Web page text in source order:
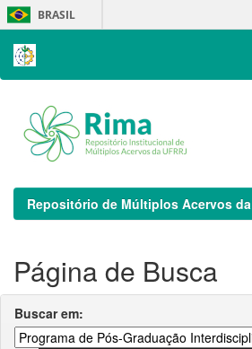
Skip
navigation
BRASIL
Repositório de Múltiplos Acervos da
Página de Busca
Buscar em: